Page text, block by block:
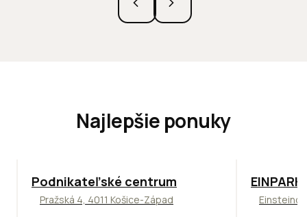
Najlepšie ponuky
ODPORÚČAME
Podnikateľské centrum
Pražská 4, 4011 Košice-Západ
TOP